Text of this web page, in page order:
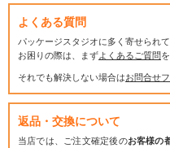
よくある質問
パッケージスタジオに多く寄せられ
お困りの際は、まずよくあるご質問
それでも解決しない場合はお問合せ
返品・交換について
当店では、ご注文確定後のお客様の